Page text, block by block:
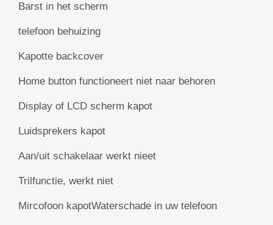
Barst in het scherm
telefoon behuizing
Kapotte backcover
Home button functioneert niet naar behoren
Display of LCD scherm kapot
Luidsprekers kapot
Aan/uit schakelaar werkt nieet
Trilfunctie, werkt niet
Mircofoon kapotWaterschade in uw telefoon